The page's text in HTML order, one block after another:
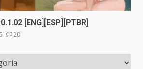
[ENG][ESP][PTBR]
20